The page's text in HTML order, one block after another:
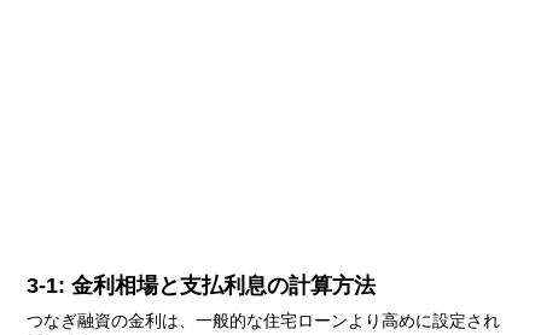
3-1: 金利相場と支払利息の計算方法
つなぎ融資の金利は、一般的な住宅ローンより高めに設定され